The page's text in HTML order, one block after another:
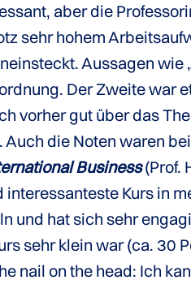
aber die
sehr hohem
Aussagen wie
Der Zweite war
vorher gut über das
die Noten waren
Business(Prof.
Kurs in
und hat sich sehr
sehr klein war (ca. 30
nail on the head: Ich